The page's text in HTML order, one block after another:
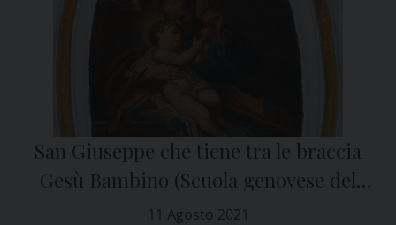
11 Agosto 2021
San Giuseppe che tiene tra le braccia
Gesù Bambino (Scuola genovese del
XVIII secolo)